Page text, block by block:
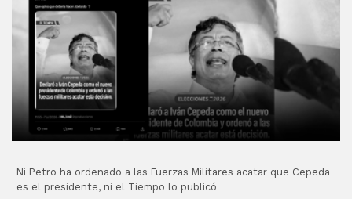
Ni Petro ha ordenado a las Fuerzas Militares acatar que Cepeda
es el presidente, ni el Tiempo lo publicó